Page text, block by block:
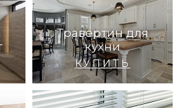
Травертин для
кухни
КУПИТЬ